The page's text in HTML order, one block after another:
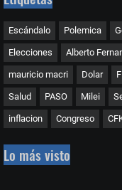
Escándalo Polemica
Elecciones Alberto
mauricio macri Dolar
Salud PASO Milei
inflacion Congreso
Lo más visto